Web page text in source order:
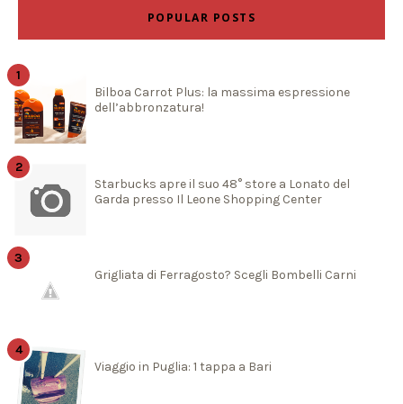
POPULAR POSTS
Bilboa Carrot Plus: la massima espressione
dell’abbronzatura!
Starbucks apre il suo 48° store a Lonato del
Garda presso Il Leone Shopping Center
Grigliata di Ferragosto? Scegli Bombelli Carni
Viaggio in Puglia: 1 tappa a Bari